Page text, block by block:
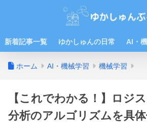
新着記事一覧 ゆかしゅんの日常 AI・
ホーム AI・機械学習 機械学習
【これでわかる！】ロジ
分析のアルゴリズムを具